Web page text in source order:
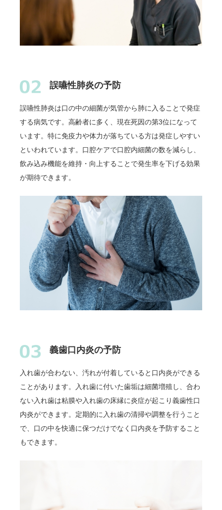
誤嚥性肺炎の予防
誤嚥性肺炎は口の中の細菌が気管から肺に入ることで発症
する病気です。高齢者に多く、現在死因の第3位になって
います。特に免疫力や体力が落ちている方は発症しやすい
といわれています。口腔ケアで口腔内細菌の数を減らし、
飲み込み機能を維持・向上することで発生率を下げる効果
が期待できます。
義歯口内炎の予防
入れ歯が合わない、汚れが付着していると口内炎ができる
ことがあります。入れ歯に付いた歯垢は細菌増殖し、合わ
ない入れ歯は粘膜や入れ歯の床縁に炎症が起こり義歯性口
内炎ができます。定期的に入れ歯の清掃や調整を行うこと
で、口の中を快適に保つだけでなく口内炎を予防すること
もできます。